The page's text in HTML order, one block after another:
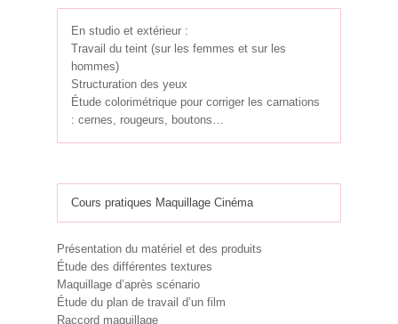
En studio et extérieur :
Travail du teint (sur les femmes et sur les
hommes)
Structuration des yeux
Étude colorimétrique pour corriger les carnations
: cernes, rougeurs, boutons…
Cours pratiques Maquillage Cinéma
Présentation du matériel et des produits
Étude des différentes textures
Maquillage d’après scénario
Étude du plan de travail d’un film
Raccord maquillage